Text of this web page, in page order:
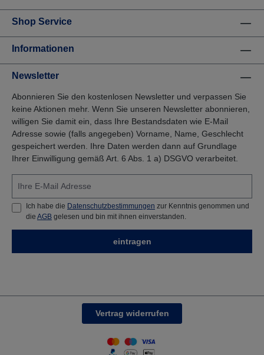
Shop Service
Informationen
Newsletter
Abonnieren Sie den kostenlosen Newsletter und verpassen Sie
keine Aktionen mehr. Wenn Sie unseren Newsletter abonnieren,
willigen Sie damit ein, dass Ihre Bestandsdaten wie E-Mail
Adresse sowie (falls angegeben) Vorname, Name, Geschlecht
gespeichert werden. Ihre Daten werden dann auf Grundlage
Ihrer Einwilligung gemäß Art. 6 Abs. 1 a) DSGVO verarbeitet.
Ich habe die Datenschutzbestimmungen zur Kenntnis genommen und
die AGB gelesen und bin mit ihnen einverstanden.
eintragen
Vertrag widerrufen